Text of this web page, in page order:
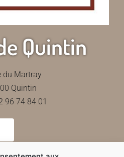
Quintin
du Martray
Quintin
96 74 84 01